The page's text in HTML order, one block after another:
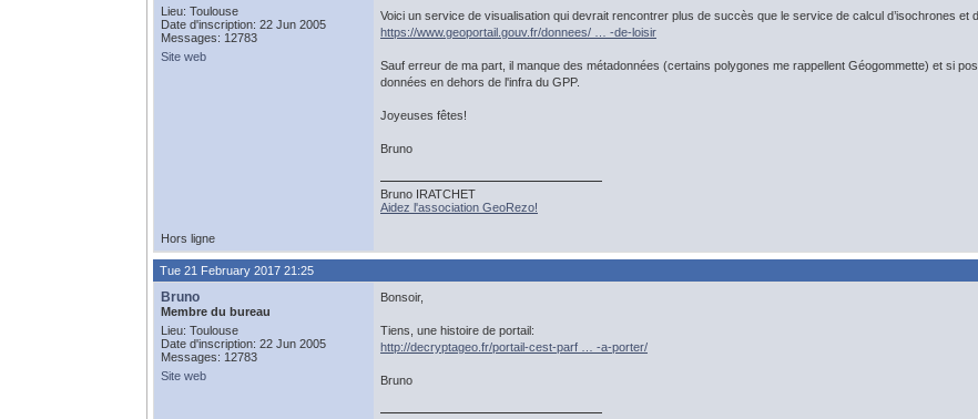
Lieu: Toulouse
Date d'inscription: 22 Jun 2005
Messages: 12783
Site web
Voici un service de visualisation qui devrait rencontrer plus de succès que le service de calcul d’isochrones et
https://www.geoportail.gouv.fr/donnees/ … -de-loisir
Sauf erreur de ma part, il manque des métadonnées (certains polygones me rappellent Géogommette) et si
données en dehors de l'infra du GPP.
Joyeuses fêtes!
Bruno
Bruno IRATCHET
Aidez l'association GeoRezo!
Hors ligne
Tue 21 February 2017 21:25
Bruno
Membre du bureau
Lieu: Toulouse
Date d'inscription: 22 Jun 2005
Messages: 12783
Site web
Bonsoir,
Tiens, une histoire de portail:
http://decryptageo.fr/portail-cest-parf … -a-porter/
Bruno